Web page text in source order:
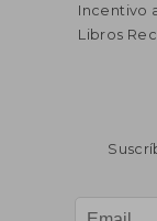
Incentivo
Libros